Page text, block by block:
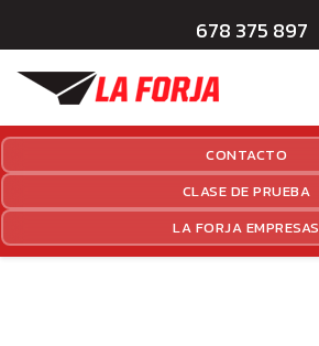
678 375 897
CONTACTO
CLASE DE PRUEBA
LA FORJA EMPRESAS